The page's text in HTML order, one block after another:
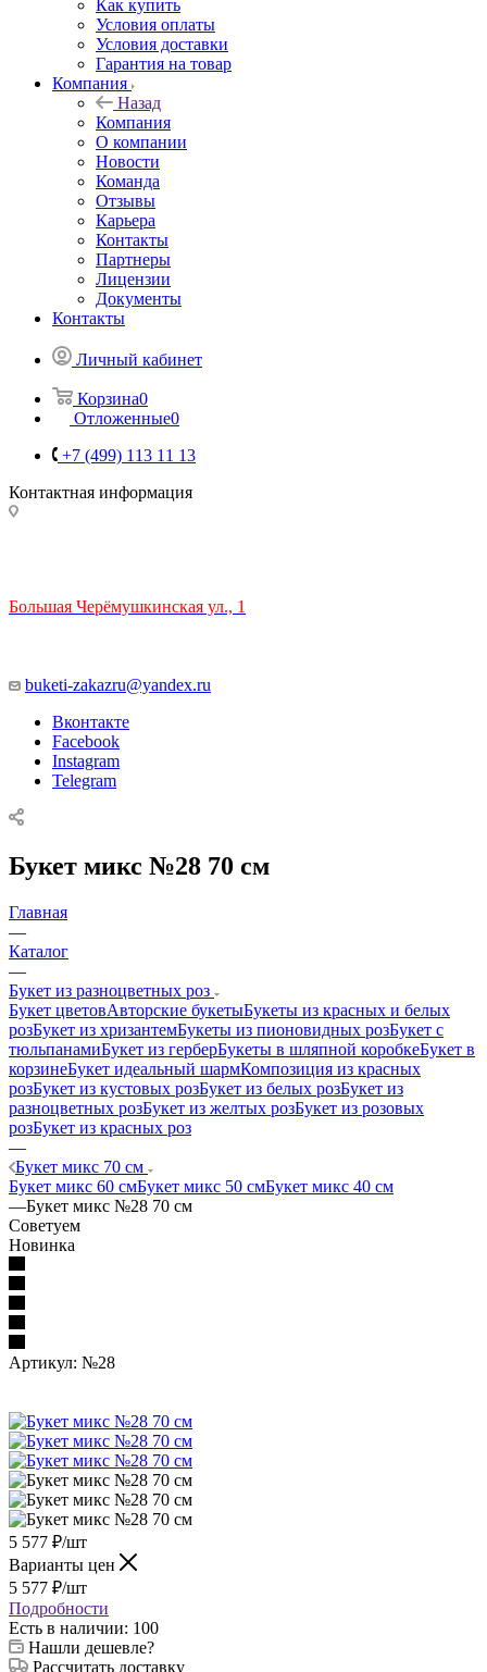
Как купить
Условия оплаты
Условия доставки
Гарантия на товар
Компания
Назад
Компания
О компании
Новости
Команда
Отзывы
Карьера
Контакты
Партнеры
Лицензии
Документы
Контакты
Личный кабинет
Корзина0
Отложенные0
+7 (499) 113 11 13
Контактная информация
Большая Черёмушкинская ул., 1
buketi-zakazru@yandex.ru
Вконтакте
Facebook
Instagram
Telegram
Букет микс №28 70 см
Главная
—
Каталог
—
Букет из разноцветных роз
Букет цветовАвторские букетыБукеты из красных и белых
розБукет из хризантемБукеты из пионовидных розБукет с
тюльпанамиБукет из герберБукеты в шляпной коробкеБукет в
корзинеБукет идеальный шармКомпозиция из красных
розБукет из кустовых розБукет из белых розБукет из
разноцветных розБукет из желтых розБукет из розовых
розБукет из красных роз
—
Букет микс 70 см
Букет микс 60 смБукет микс 50 смБукет микс 40 см
—Букет микс №28 70 см
Советуем
Новинка
Артикул: №28
5 577 ₽/шт
Варианты цен
5 577 ₽/шт
Подробности
Есть в наличии: 100
Нашли дешевле?
Рассчитать доставку